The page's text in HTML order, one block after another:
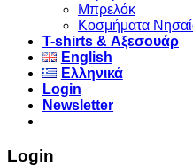
Μπρελόκ
Κοσμήματα
Τ-shirts & Αξεσουάρ
English
Ελληνικά
Login
Newsletter
Login